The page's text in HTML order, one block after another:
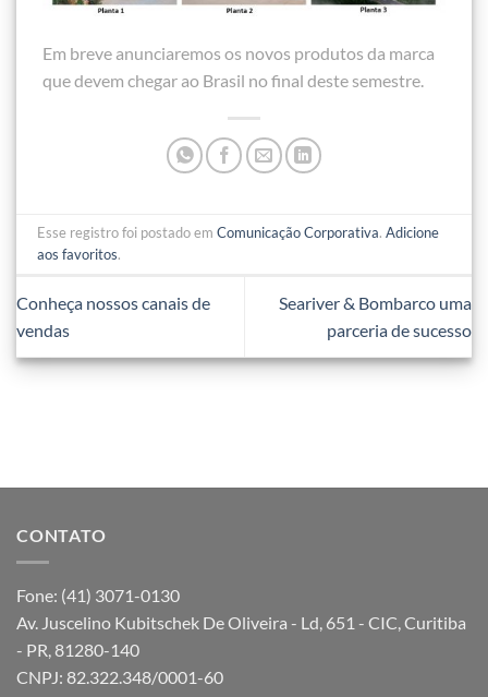
Em breve anunciaremos os novos produtos da marca
que devem chegar ao Brasil no final deste semestre.
Esse registro foi postado emComunicação Corporativa.Adicione
aos favoritos.
Conheça nossos canais de
vendas
Seariver & Bombarco uma
parceria de sucesso
CONTATO
Fone: (41) 3071-0130
Av. Juscelino Kubitschek De Oliveira - Ld, 651 - CIC, Curitiba
- PR, 81280-140
CNPJ: 82.322.348/0001-60